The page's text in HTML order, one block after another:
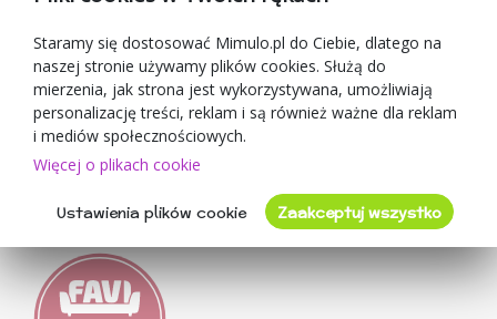
O sprzedawcy
Mimulo.pl
Regulamin sklepu
Ochrona danych osobowych GDPR
Kontakty
Oceny klientów
Staramy się dostosować Mimulo.pl do Ciebie, dlatego na
naszej stronie używamy plików cookies. Służą do
mierzenia, jak strona jest wykorzystywana, umożliwiają
personalizację treści, reklam i są również ważne dla reklam
i mediów społecznościowych.
Więcej o plikach cookie
Ustawienia plików cookie Zaakceptuj wszystko